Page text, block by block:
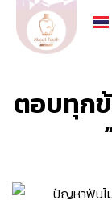
ตอบทุก